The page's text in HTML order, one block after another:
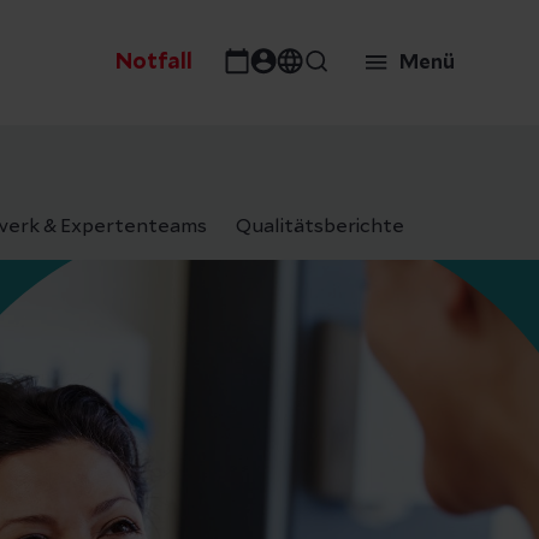
Notfall Menü
& Expertenteams Qualitätsberichte